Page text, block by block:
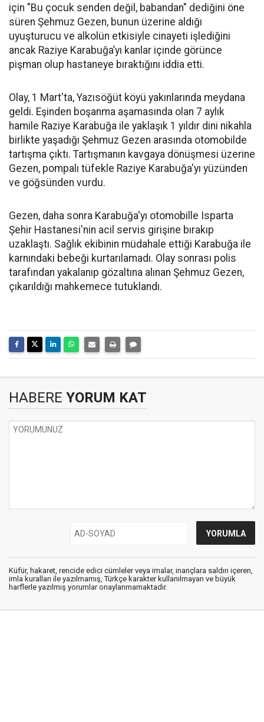
için "Bu çocuk senden değil, babandan" dediğini öne
süren Şehmuz Gezen, bunun üzerine aldığı
uyuşturucu ve alkolün etkisiyle cinayeti işlediğini
ancak Raziye Karabuğa’yı kanlar içinde görünce
pişman olup hastaneye bıraktığını iddia etti.
Olay, 1 Mart'ta, Yazısöğüt köyü yakınlarında meydana
geldi. Eşinden boşanma aşamasında olan 7 aylık
hamile Raziye Karabuğa ile yaklaşık 1 yıldır dini nikahla
birlikte yaşadığı Şehmuz Gezen arasında otomobilde
tartışma çıktı. Tartışmanın kavgaya dönüşmesi üzerine
Gezen, pompalı tüfekle Raziye Karabuğa'yı yüzünden
ve göğsünden vurdu.
Gezen, daha sonra Karabuğa'yı otomobille Isparta
Şehir Hastanesi'nin acil servis girişine bırakıp
uzaklaştı. Sağlık ekibinin müdahale ettiği Karabuğa ile
karnındaki bebeği kurtarılamadı. Olay sonrası polis
tarafından yakalanıp gözaltına alınan Şehmuz Gezen,
çıkarıldığı mahkemece tutuklandı.
HABERE YORUM KAT
Küfür, hakaret, rencide edici cümleler veya imalar, inançlara saldırı içeren,
imla kuralları ile yazılmamış, Türkçe karakter kullanılmayan ve büyük
harflerle yazılmış yorumlar onaylanmamaktadır.